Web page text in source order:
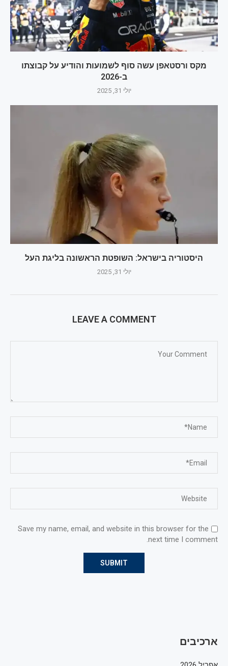
מקס ורסטאפן עשה סוף לשמועות והודיע על קבוצתו
ב-2026
יולי 31, 2025
היסטוריה בישראל: השופטת הראשונה בליגת העל
יולי 31, 2025
LEAVE A COMMENT
Save my name, email, and website in this browser for the
next time I comment.
ארכיבים